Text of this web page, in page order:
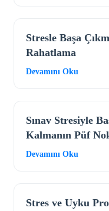
Stresle Başa
Rahatlama
Devamını Oku
Sınav Stresiyle
Kalmanın Püf
Devamını Oku
Stres ve Uyku